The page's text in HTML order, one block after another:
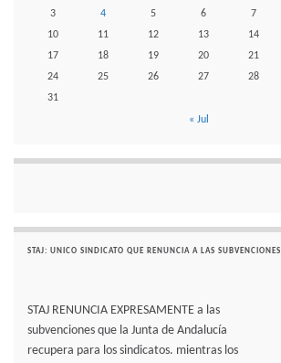
3
4 5 6 7
10
11 12 13 14
17
18 19 20 21
24
25 26 27 28
31
« Jul
STAJ: UNICO SINDICATO QUE RENUNCIA A LAS SUBVENCIONES
STAJ RENUNCIA EXPRESAMENTE a las
subvenciones que la Junta de Andalucía
recupera para los sindicatos. mientras los